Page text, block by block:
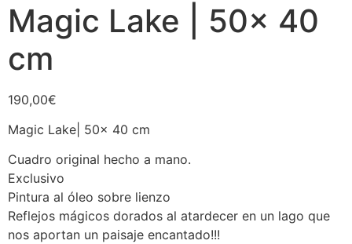
Magic Lake | 50x 40
cm
190,00€
Magic Lake| 50x 40 cm
Cuadro original hecho a mano.
Exclusivo
Pintura al óleo sobre lienzo
Reflejos mágicos dorados al atardecer en un lago que
nos aportan un paisaje encantado!!!